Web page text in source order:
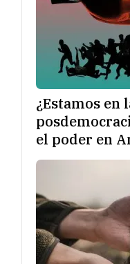
¿Estamos en
el poder en